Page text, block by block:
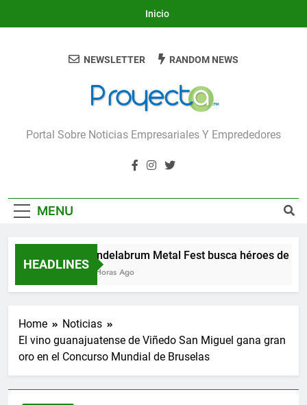
Inicio
Proyecta
Portal Sobre Noticias Empresariales Y Emprededores
NEWSLETTER RANDOM NEWS
MENU
HEADLINES
Candelabrum Metal Fest busca héroes de
18 Horas Ago
Home
Noticias
El vino guanajuatense de Viñedo San Miguel gana gran
oro en el Concurso Mundial de Bruselas